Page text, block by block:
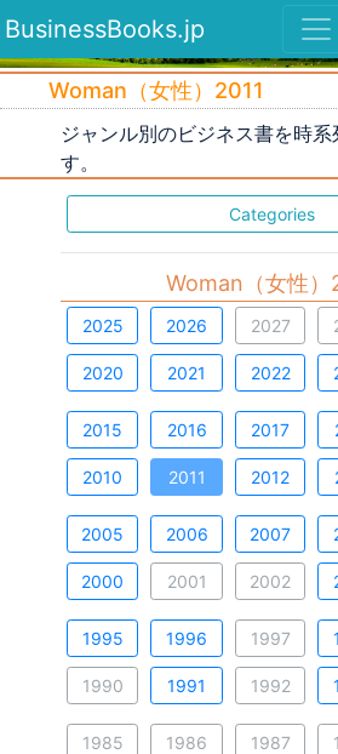
BusinessBooks.jp
Woman（女性）2011
ジャンル別のビジネス書を時系
す。
Categories
Woman（女性）
2025 2026 2027
2020 2021 2022
2015 2016 2017
2010 2011 2012
2005 2006 2007
2000 2001 2002
1995 1996 1997
1990 1991 1992
1985 1986 1987